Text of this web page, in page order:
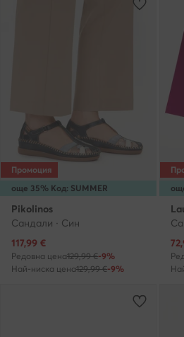
още 35% Код: SUMMER
Промоция
Pikolinos
Сандали · Син
Актуална цена
117,99 €
Редовна цена129,99 €-9%
Най-ниска цена129,99 €-9%